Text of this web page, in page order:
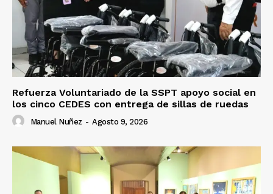
Refuerza Voluntariado de la SSPT apoyo social en
los cinco CEDES con entrega de sillas de ruedas
Manuel Nuñez - Agosto 9, 2026